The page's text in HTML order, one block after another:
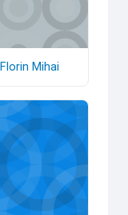
Mihai